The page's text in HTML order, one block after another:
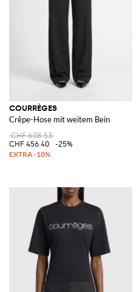
COURRÈGES
Crêpe-Hose mit weitem Bein
CHF 608.53
CHF 456.40
-25%